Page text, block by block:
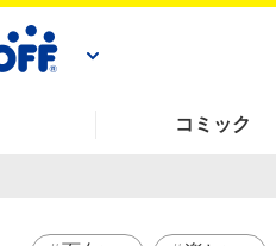
コミック